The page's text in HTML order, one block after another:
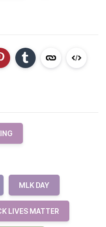
MLK DAY
LIVES MATTER